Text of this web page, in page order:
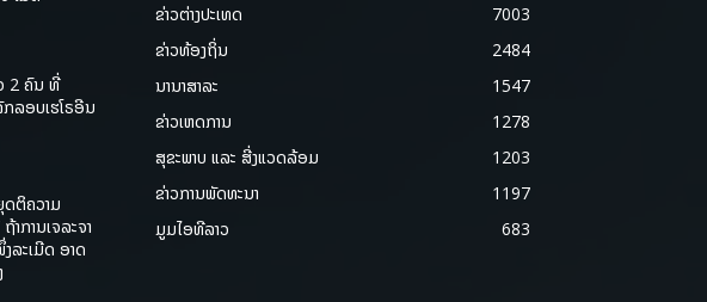
2 ຄົນ ທີ່
ລອບເຮໂຣອີນ
ດຕິຄວາມ
ການເຈລະຈາ
ລະເມີດ ອາດ
ຂ່າວຕ່າງປະເທດ
7003
ຂ່າວທ້ອງຖິ່ນ
2484
ນານາສາລະ
1547
ຂ່າວເຫດການ
1278
ສຸຂະພາບ ແລະ ສີ່ງແວດລ້ອມ
1203
ຂ່າວການພັດທະນາ
1197
ມູມໄອທີລາວ
683